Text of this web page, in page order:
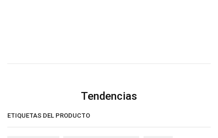
Tendencias
ETIQUETAS DEL PRODUCTO